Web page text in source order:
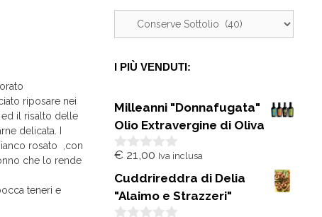
riposare nei
il risalto delle
delicata. I
rosato ,con
che lo rende
teneri e
I PIÙ VENDUTI:
Milleanni "Donnafugata"
Olio Extravergine di Oliva
0
u
5
€ 21,00 Iva inclusa
Cuddrireddra di Delia
"Alaimo e Strazzeri"